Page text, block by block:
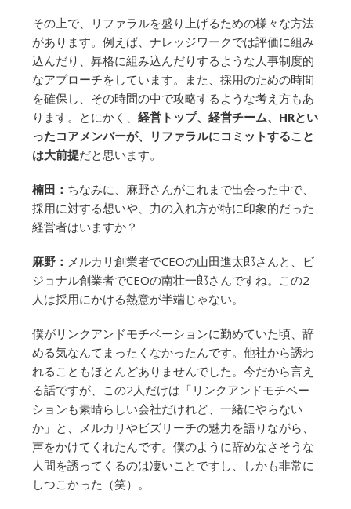
その上で、リファラルを盛り上げるための様々な方法
があります。例えば、ナレッジワークでは評価に組み
込んだり、昇格に組み込んだりするような人事制度的
なアプローチをしています。また、採用のための時間
を確保し、その時間の中で攻略するような考え方もあ
ります。とにかく、 経営トップ、経営チーム、HRとい
ったコアメンバーが、リファラルにコミットすること
は大前提だと思います。
楠田： ちなみに、麻野さんがこれまで出会った中で、
採用に対する想いや、力の入れ方が特に印象的だった
経営者はいますか？
麻野： メルカリ創業者でCEOの山田進太郎さんと、ビ
ジョナル創業者でCEOの南壮一郎さんですね。この2
人は採用にかける熱意が半端じゃない。
僕がリンクアンドモチベーションに勤めていた頃、辞
める気なんてまったくなかったんです。他社から誘わ
れることもほとんどありませんでした。今だから言え
る話ですが、この2人だけは「リンクアンドモチベー
ションも素晴らしい会社だけれど、一緒にやらない
か」と、メルカリやビズリーチの魅力を語りながら、
声をかけてくれたんです。僕のように辞めなさそうな
人間を誘ってくるのは凄いことですし、しかも非常に
しつこかった（笑）。